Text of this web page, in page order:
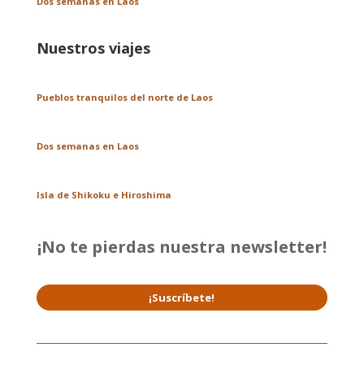
Nuestros viajes
Pueblos tranquilos del norte de Laos
Dos semanas en Laos
Isla de Shikoku e Hiroshima
¡No te pierdas nuestra newsletter!
¡Suscríbete!